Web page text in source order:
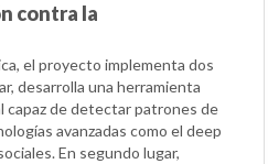
contra la
el proyecto implementa dos
desarrolla una herramienta
capaz de detectar patrones de
avanzadas como el deep
En segundo lugar,